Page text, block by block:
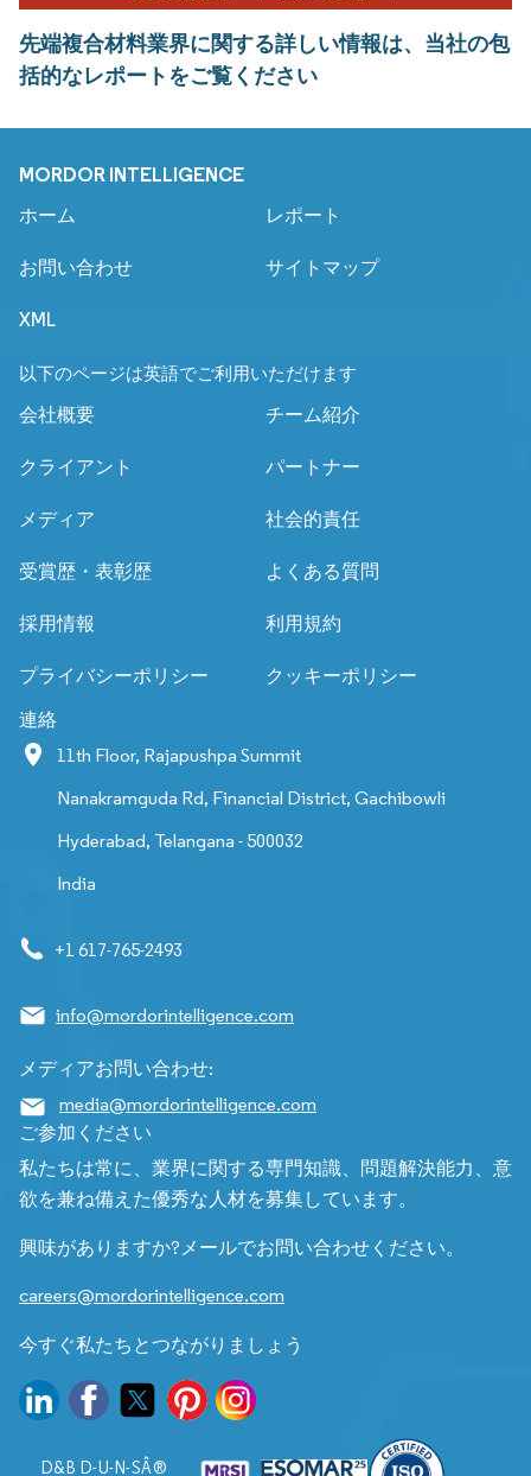
先端複合材料業界に関する詳しい情報は、当社の包
括的なレポートをご覧ください
MORDOR INTELLIGENCE
ホーム レポート
お問い合わせ サイトマップ
XML
以下のページは英語でご利用いただけます
会社概要 チーム紹介
クライアント パートナー
メディア 社会的責任
受賞歴・表彰歴 よくある質問
採用情報 利用規約
プライバシーポリシー クッキーポリシー
連絡
11th Floor, Rajapushpa Summit
Nanakramguda Rd, Financial District, Gachibowli
Hyderabad, Telangana - 500032
India
+1 617-765-2493
info@mordorintelligence.com
メディアお問い合わせ:
media@mordorintelligence.com
ご参加ください
私たちは常に、業界に関する専門知識、問題解決能力、意
欲を兼ね備えた優秀な人材を募集しています。
興味がありますか?メールでお問い合わせください。
careers@mordorintelligence.com
今すぐ私たちとつながりましょう
D&B D-U-N-SÂ®